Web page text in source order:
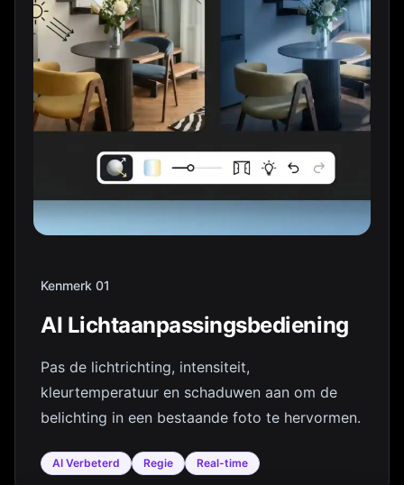
Kenmerk 01
AI Lichtaanpassingsbediening
Pas de lichtrichting, intensiteit,
kleurtemperatuur en schaduwen aan om de
belichting in een bestaande foto te hervormen.
AI Verbeterd Regie Real-time